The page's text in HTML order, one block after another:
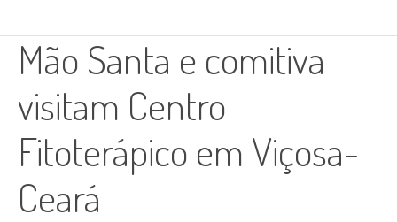
Mão Santa e comitiva
visitam Centro
Fitoterápico em Viçosa-
Ceará